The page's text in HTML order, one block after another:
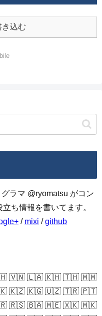
き込む
ラマ @ryomatsu がコン
ち情報を書いてます。
/ mixi /github
🇻🇳 🇱🇦 🇰🇭 🇹🇭 🇲🇲
🇰🇿 🇰🇬 🇺🇿 🇹🇷 🇵🇹
🇷🇸 🇧🇦 🇲🇪 🇽🇰 🇲🇰